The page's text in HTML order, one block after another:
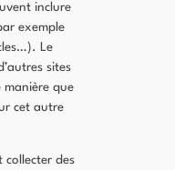
inclure
exemple
Le
sites
manière que
cet autre
collecter des